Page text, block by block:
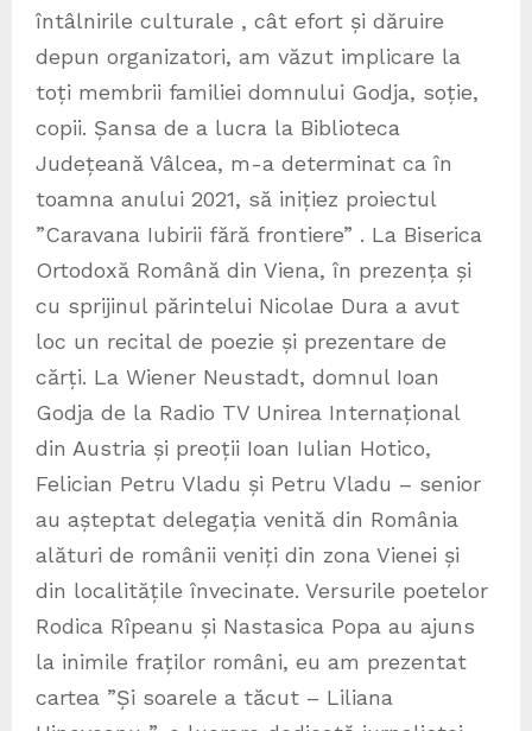
întâlnirile culturale , cât efort și dăruire
depun organizatori, am văzut implicare la
toți membrii familiei domnului Godja, soție,
copii. Șansa de a lucra la Biblioteca
Județeană Vâlcea, m-a determinat ca în
toamna anului 2021, să inițiez proiectul
”Caravana Iubirii fără frontiere” . La Biserica
Ortodoxă Română din Viena, în prezența și
cu sprijinul părintelui Nicolae Dura a avut
loc un recital de poezie și prezentare de
cărți. La Wiener Neustadt, domnul Ioan
Godja de la Radio TV Unirea Internațional
din Austria și preoții Ioan Iulian Hotico,
Felician Petru Vladu și Petru Vladu – senior
au așteptat delegația venită din România
alături de românii veniți din zona Vienei și
din localitățile învecinate. Versurile poetelor
Rodica Rîpeanu și Nastasica Popa au ajuns
la inimile fraților români, eu am prezentat
cartea ”Și soarele a tăcut – Liliana